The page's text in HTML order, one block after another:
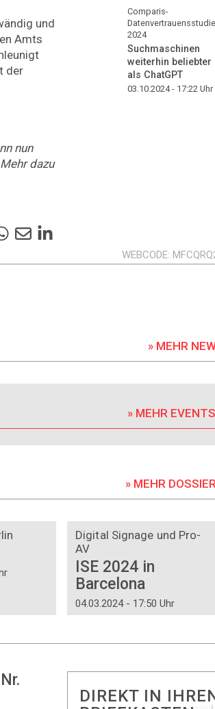
und
Amts
der
nun
dazu
Comparis-
Datenvertrauensstudie
2024
Suchmaschinen
weiterhin beliebter
als ChatGPT
03.10.2024 - 17:22 Uhr
WEBCODE
» MEHR
» MEHR EVENTS
» MEHR
Digital Signage und Pro-
AV
ISE 2024 in
Barcelona
04.03.2024 - 17:50 Uhr
DIREKT IN